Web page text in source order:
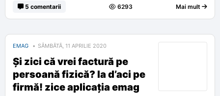
5 comentarii 6293 Mai mult
EMAG SÂMBĂTĂ, 11 APRILIE 2020
Și zici că vrei factură pe
persoană fizică? Ia d’aci pe
firmă! zice aplicația emag